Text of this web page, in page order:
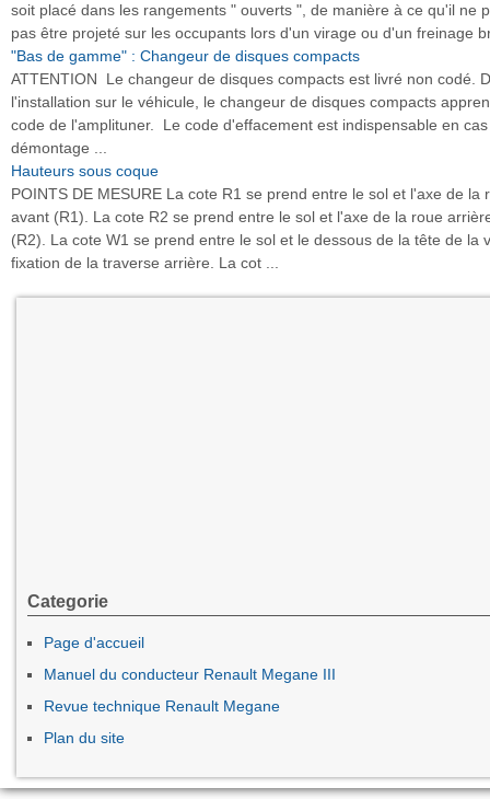
soit placé dans les rangements " ouverts ", de manière à ce qu'il ne
pas être projeté sur les occupants lors d'un virage ou d'un freinage
"Bas de gamme" : Changeur de disques compacts
ATTENTION Le changeur de disques compacts est livré non codé.
l'installation sur le véhicule, le changeur de disques compacts
code de l'amplituner. Le code d'effacement est indispensable en
démontage ...
Hauteurs sous coque
POINTS DE MESURE La cote R1 se prend entre le sol et l'axe de la
avant (R1). La cote R2 se prend entre le sol et l'axe de la roue
(R2). La cote W1 se prend entre le sol et le dessous de la tête de la
fixation de la traverse arrière. La cot ...
Categorie
Page d'accueil
Manuel du conducteur Renault Megane III
Revue technique Renault Megane
Plan du site